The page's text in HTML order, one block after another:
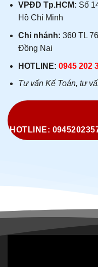
VPĐD Tp.HCM: Số
Hồ Chí Minh
Chi nhánh: 360 TL
Đồng Nai
HOTLINE: 0945 202
Tư vấn Kế Toán, tư
HOTLINE: